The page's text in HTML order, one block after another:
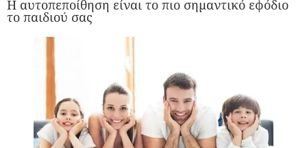
Η αυτοπεποίθηση είναι το πιο σημαντικό εφόδιο
το παιδιού σας